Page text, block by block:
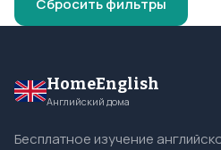
Сбросить фильтры
HomeEnglish
Английский дома
Бесплатное изучение